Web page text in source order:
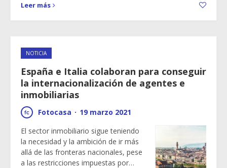
Leer más
NOTICIA
España e Italia colaboran para conseguir
la internacionalización de agentes e
inmobiliarias
Fotocasa · 19 marzo 2021
El sector inmobiliario sigue teniendo
la necesidad y la ambición de ir más
allá de las fronteras nacionales, pese
a las restricciones impuestas por…